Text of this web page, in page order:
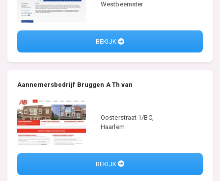
Westbeemster
BEKIJK
Aannemersbedrijf Bruggen A Th van
Oosterstraat 1/BC,
Haarlem
BEKIJK